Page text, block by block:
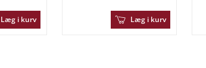
Læg i kurv Læg i kurv